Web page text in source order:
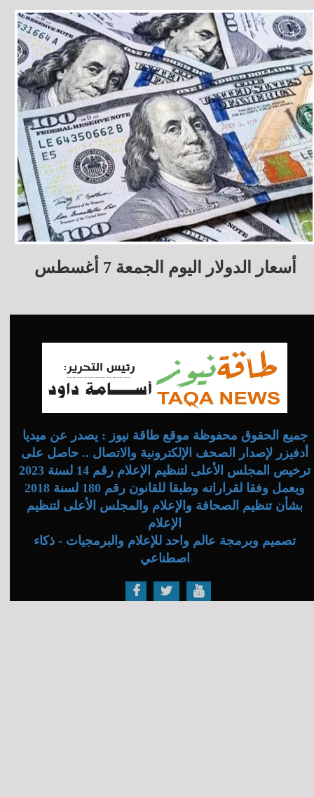
أسعار الدولار اليوم الجمعة 7 أغسطس
جميع الحقوق محفوظة موقع طاقة نيوز : يصدر عن ميديا
أدفيزر لإصدار الصحف الإلكترونية والاتصال .. حاصل على
ترخيص المجلس الأعلى لتنظيم الإعلام رقم 14 لسنة 2023
ويعمل وفقا لقراراته وطبقا للقانون رقم 180 لسنة 2018
بشأن تنظيم الصحافة والإعلام والمجلس الأعلى لتنظيم
الإعلام
تصميم وبرمجة عالم واحد للإعلام والبرمجيات - ذكاء
اصطناعي